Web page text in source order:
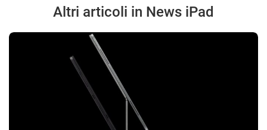
Altri articoli in News iPad